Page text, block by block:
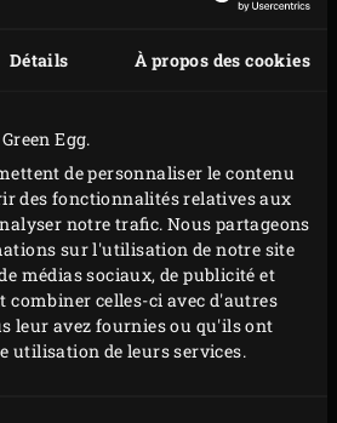
Détails À propos des cookies
Egg.
de personnaliser le contenu
des fonctionnalités relatives aux
notre trafic. Nous partageons
sur l'utilisation de notre site
médias sociaux, de publicité et
combiner celles-ci avec d'autres
leur avez fournies ou qu'ils ont
utilisation de leurs services.
à la broche pour un
kebab maison ? Désormais,
vous-même sur votre Big Green
un nouvel accessoire
Green Egg. Ses possibilités
sont constamment arrosés
développent ainsi toute leur saveur.